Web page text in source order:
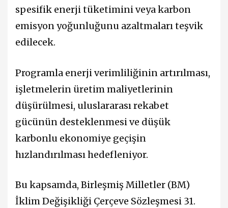
spesifik enerji tüketimini veya karbon
emisyon yoğunluğunu azaltmaları teşvik
edilecek.
Programla enerji verimliliğinin artırılması,
işletmelerin üretim maliyetlerinin
düşürülmesi, uluslararası rekabet
gücünün desteklenmesi ve düşük
karbonlu ekonomiye geçişin
hızlandırılması hedefleniyor.
Bu kapsamda, Birleşmiş Milletler (BM)
İklim Değişikliği Çerçeve Sözleşmesi 31.